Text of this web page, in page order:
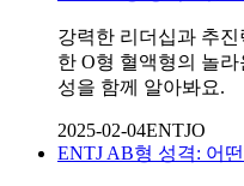
강력한 리더십과 추
한 O형 혈액형의 놀
성을 함께 알아봐요.
2025-02-04ENTJO
ENTJ AB형 성격: 어